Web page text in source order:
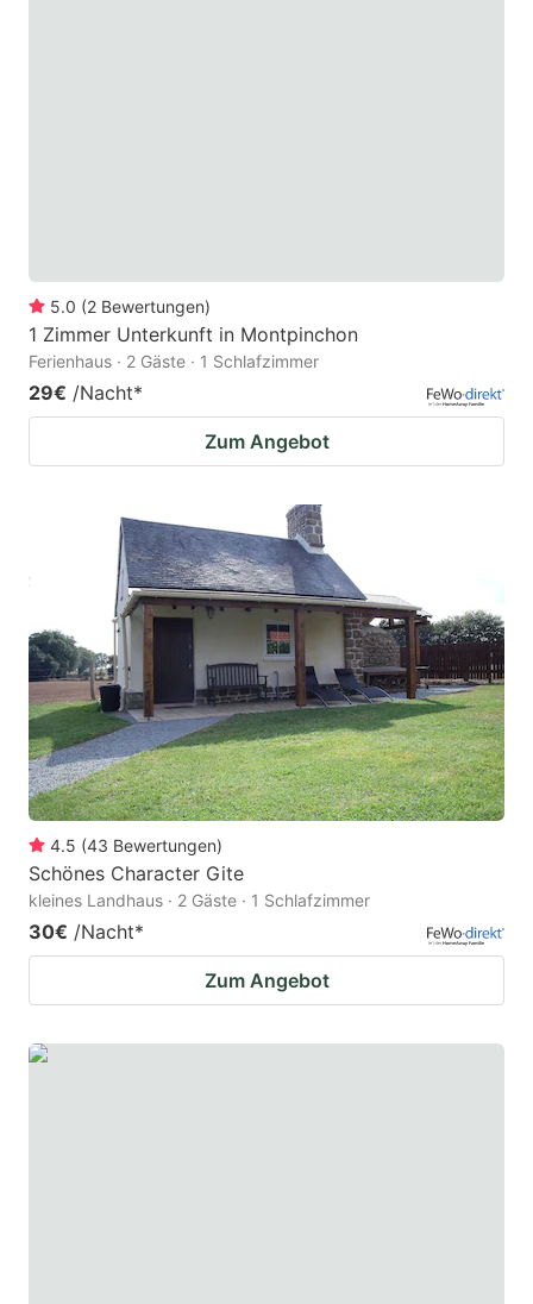
5.0 (2 Bewertungen)
1 Zimmer Unterkunft in Montpinchon
Ferienhaus · 2 Gäste · 1 Schlafzimmer
29€ /Nacht*
Zum Angebot
4.5 (43 Bewertungen)
Schönes Character Gite
kleines Landhaus · 2 Gäste · 1 Schlafzimmer
30€ /Nacht*
Zum Angebot